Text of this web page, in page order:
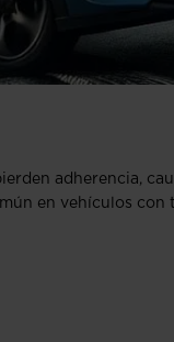
adherencia,
en vehículos con